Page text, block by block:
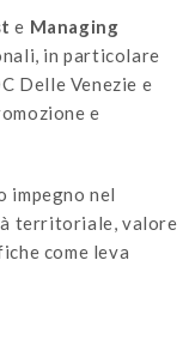
e Managing
in particolare
Delle Venezie e
e
impegno nel
territoriale, valore
come leva